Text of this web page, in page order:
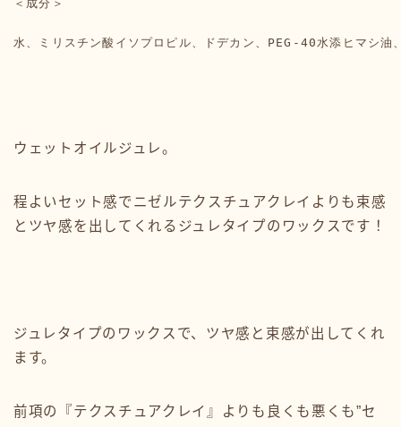
＜成分＞
水、ミリスチン酸イソプロピル、ドデカン、PEG-40水添ヒマシ
ウェットオイルジュレ。
程よいセット感でニゼルテクスチュアクレイよりも束感
とツヤ感を出してくれるジュレタイプのワックスです！
ジュレタイプのワックスで、ツヤ感と束感が出してくれ
ます。
前項の『テクスチュアクレイ』よりも良くも悪くも”セ